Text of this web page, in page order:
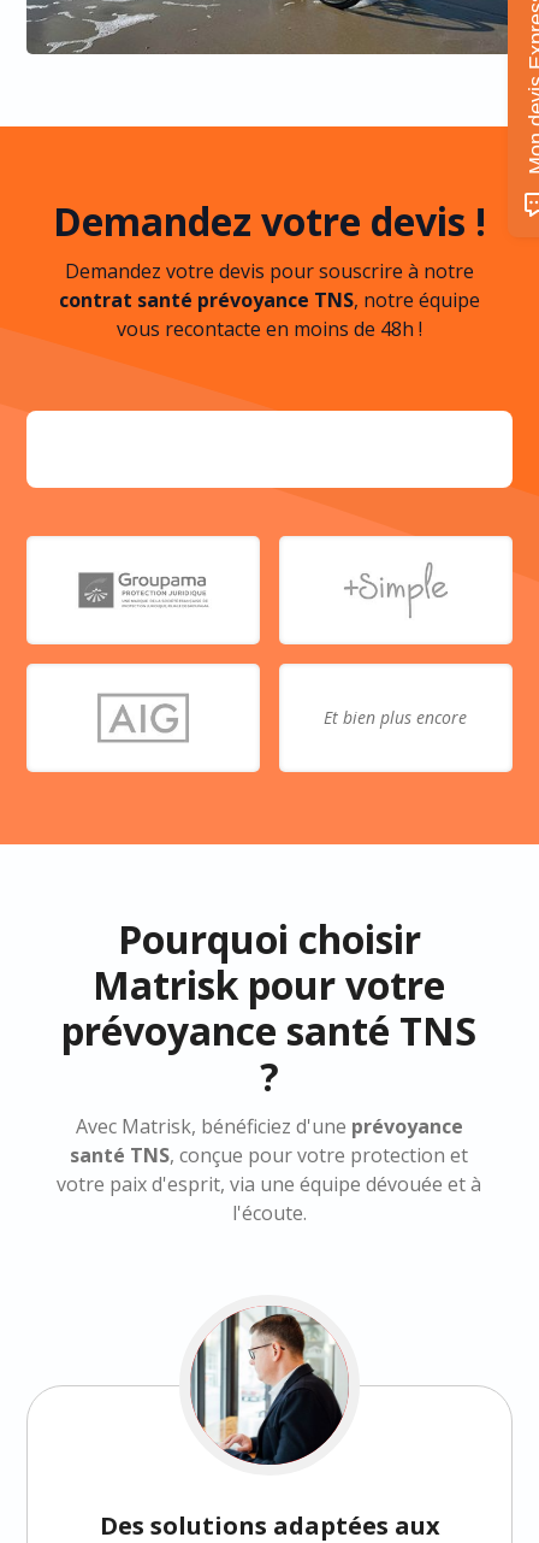
Demandez votre devis !
Demandez votre devis pour souscrire à notre
contrat santé prévoyance TNS, notre équipe
vous recontacte en moins de 48h !
Et bien plus encore
Pourquoi choisir
Matrisk pour votre
prévoyance santé TNS
?
Avec Matrisk, bénéficiez d'une prévoyance
santé TNS, conçue pour votre protection et
votre paix d'esprit, via une équipe dévouée et à
l'écoute.
Des solutions adaptées aux
Mon